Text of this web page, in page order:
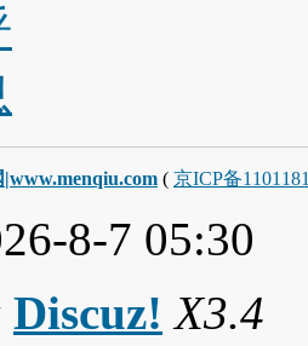
( 京ICP备
8-7 05:30
Discuz! X3.4